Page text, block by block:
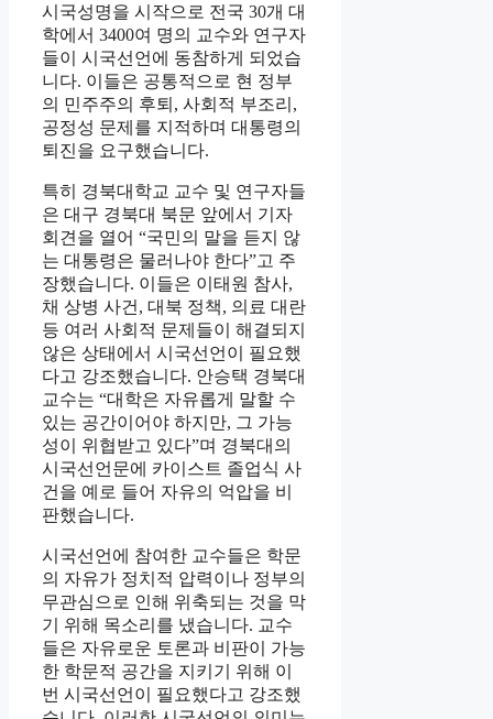
시국성명을 시작으로 전국 30개 대
학에서 3400여 명의 교수와 연구자
들이 시국선언에 동참하게 되었습
니다. 이들은 공통적으로 현 정부
의 민주주의 후퇴, 사회적 부조리,
공정성 문제를 지적하며 대통령의
퇴진을 요구했습니다.
특히 경북대학교 교수 및 연구자들
은 대구 경북대 북문 앞에서 기자
회견을 열어 “국민의 말을 듣지 않
는 대통령은 물러나야 한다”고 주
장했습니다. 이들은 이태원 참사,
채 상병 사건, 대북 정책, 의료 대란
등 여러 사회적 문제들이 해결되지
않은 상태에서 시국선언이 필요했
다고 강조했습니다. 안승택 경북대
교수는 “대학은 자유롭게 말할 수
있는 공간이어야 하지만, 그 가능
성이 위협받고 있다”며 경북대의
시국선언문에 카이스트 졸업식 사
건을 예로 들어 자유의 억압을 비
판했습니다.
시국선언에 참여한 교수들은 학문
의 자유가 정치적 압력이나 정부의
무관심으로 인해 위축되는 것을 막
기 위해 목소리를 냈습니다. 교수
들은 자유로운 토론과 비판이 가능
한 학문적 공간을 지키기 위해 이
번 시국선언이 필요했다고 강조했